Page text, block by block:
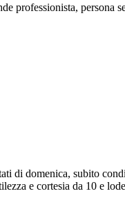
professionista,
di domenica, subito
e cortesia da 10 e